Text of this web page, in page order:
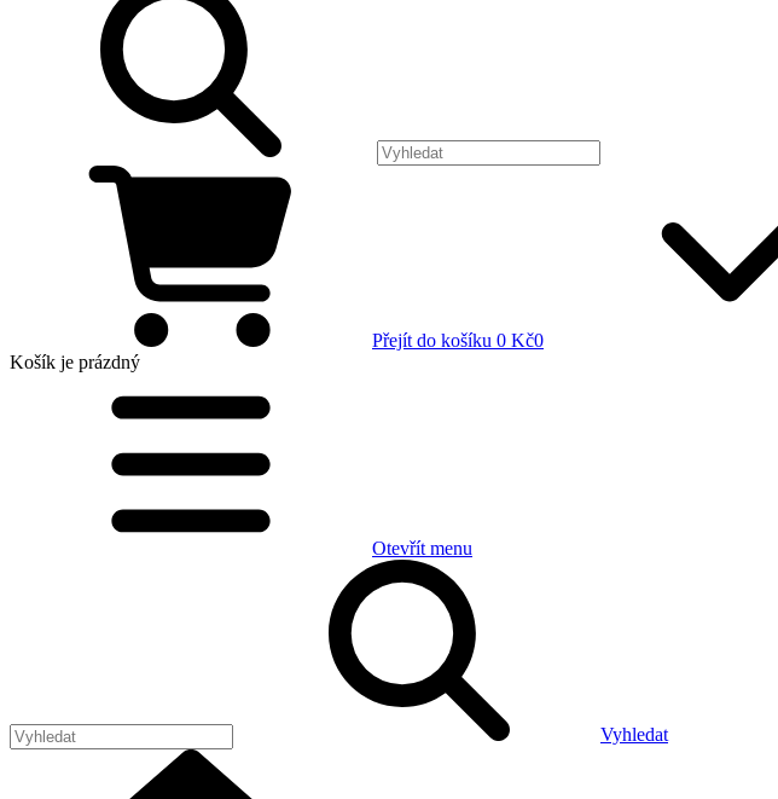
Přejít do košíku 0 Kč0
Košík je prázdný
Otevřít menu
Vyhledat